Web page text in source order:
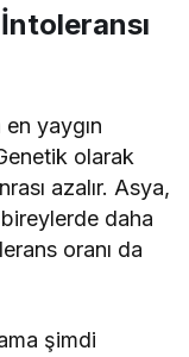
yaygın
olarak
azalır. Asya,
daha
oranı da
şimdi